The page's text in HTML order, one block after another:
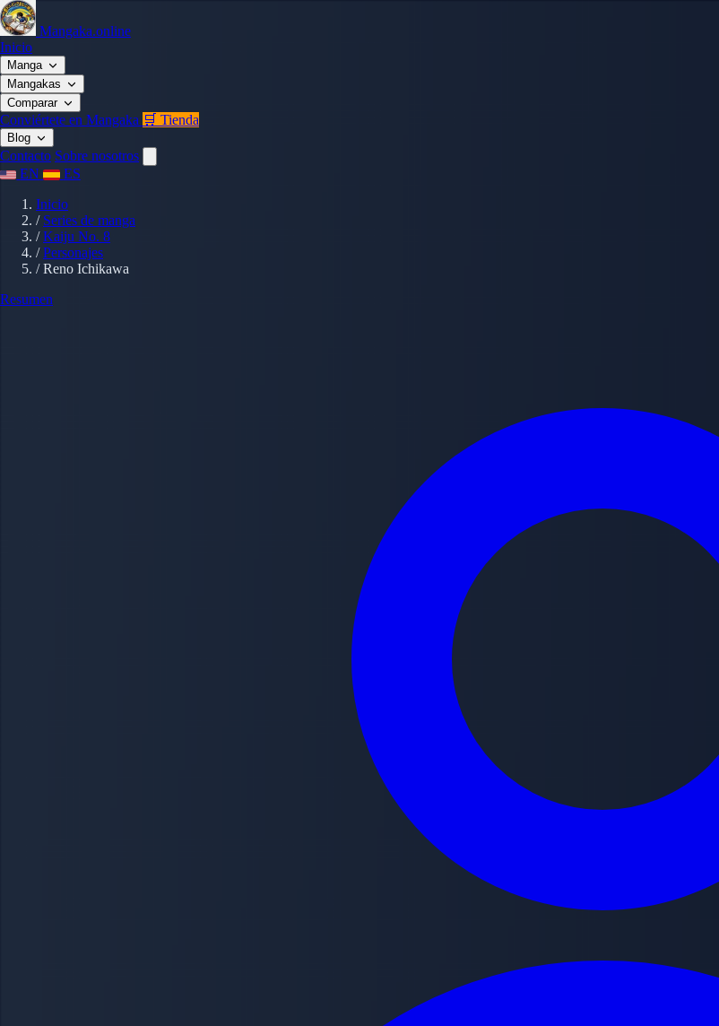
Mangaka.online
Inicio
Manga
Mangakas
Comparar
Conviértete en Mangaka 🛒 Tienda
Blog
Contacto Sobre nosotros
EN
ES
Inicio
/ Series de manga
/ Kaiju No. 8
/ Personajes
/ Reno Ichikawa
Resumen